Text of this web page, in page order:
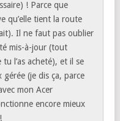
mauvaise expérience.
lancer plusieurs
(en grand nombre)…
voir ce qu’il en est (et